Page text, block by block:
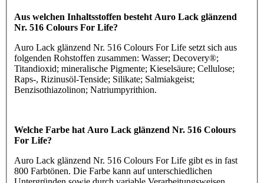
Aus welchen Inhaltsstoffen besteht Auro Lack glänzend
Nr. 516 Colours For Life?
Auro Lack glänzend Nr. 516 Colours For Life setzt sich aus
folgenden Rohstoffen zusammen: Wasser; Decovery®;
Titandioxid; mineralische Pigmente; Kieselsäure; Cellulose;
Raps-, Rizinusöl-Tenside; Silikate; Salmiakgeist;
Benzisothiazolinon; Natriumpyrithion.
Welche Farbe hat Auro Lack glänzend Nr. 516 Colours
For Life?
Auro Lack glänzend Nr. 516 Colours For Life gibt es in fast
800 Farbtönen. Die Farbe kann auf unterschiedlichen